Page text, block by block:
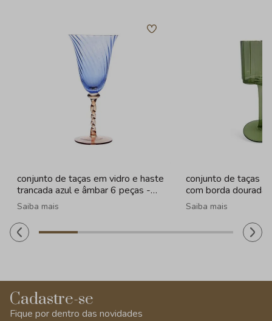
conjunto de taças em vidro e haste
trancada azul e âmbar 6 peças -
320ml
Saiba mais
conjunto de taças
com borda
Saiba mais
Cadastre-se
Fique por dentro das novidades